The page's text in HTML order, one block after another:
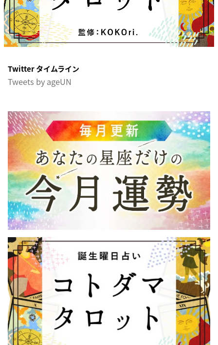
Twitter タイムライン
Tweets by ageUN